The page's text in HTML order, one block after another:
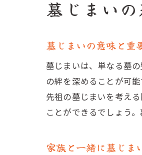
墓じまい
墓じまいの意味と重
墓じまいは、単なる墓
の絆を深めることが可
先祖の墓じまいを考え
ことができるでしょう
家族と一緒に墓じま